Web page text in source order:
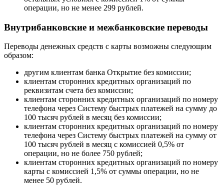
операции, но не менее 299 рублей.
Внутрибанковские и межбанковские переводы
Переводы денежных средств с карты возможны следующим
образом:
другим клиентам банка Открытие без комиссии;
клиентам сторонних кредитных организаций по
реквизитам счета без комиссии;
клиентам сторонних кредитных организаций по номеру
телефона через Систему быстрых платежей на сумму до
100 тысяч рублей в месяц без комиссии;
клиентам сторонних кредитных организаций по номеру
телефона через Систему быстрых платежей на сумму от
100 тысяч рублей в месяц с комиссией 0,5% от
операции, но не более 750 рублей;
клиентам сторонних кредитных организаций по номеру
карты с комиссией 1,5% от суммы операции, но не
менее 50 рублей.